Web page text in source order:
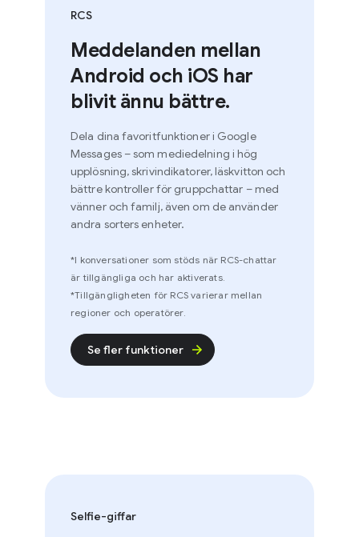
RCS
Meddelanden mellan
Android och iOS har
blivit ännu bättre.
Dela dina favoritfunktioner i Google
Messages – som mediedelning i hög
upplösning, skrivindikatorer, läskvitton och
bättre kontroller för gruppchattar – med
vänner och familj, även om de använder
andra sorters enheter.
*I konversationer som stöds när RCS-chattar
är tillgängliga och har aktiverats.
*Tillgängligheten för RCS varierar mellan
regioner och operatörer.
Se fler funktioner
Selfie-giffar